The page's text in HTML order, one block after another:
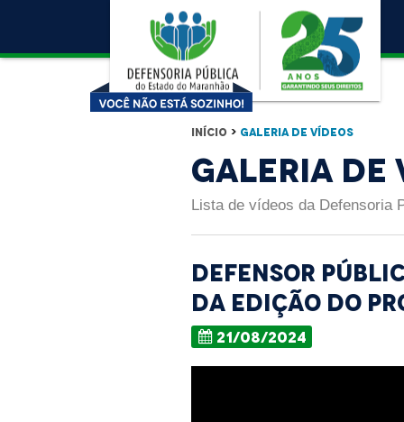
Início > Galeria de Vídeos
Galeria de
Lista de vídeos da Defensoria
Defensor
da edição do
21/08/2024